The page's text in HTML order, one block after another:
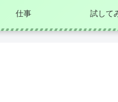
仕事 試して